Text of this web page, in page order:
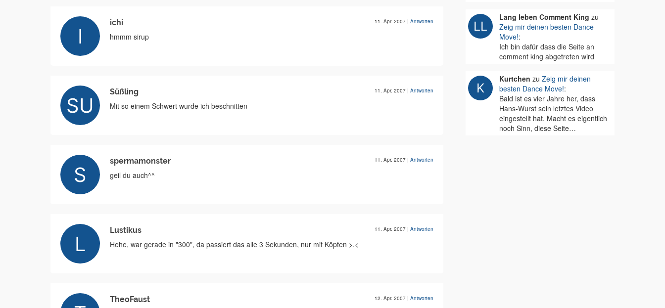
ichi 11. Apr. 2007 | Antworten
hmmm sirup
Süßling 11. Apr. 2007 | Antworten
Mit so einem Schwert wurde ich beschnitten
spermamonster 11. Apr. 2007 | Antworten
geil du auch^^
Lustikus 11. Apr. 2007 | Antworten
Hehe, war gerade in "300", da passiert das alle 3 Sekunden, nur mit Köpfen >.<
TheoFaust 12. Apr. 2007 | Antworten
Lang leben Comment King zu
Zeig mir deinen besten Dance
Move!:
Ich bin dafür dass die Seite an
comment king abgetreten wird
Kurtchen zu Zeig mir deinen
besten Dance Move!:
Bald ist es vier Jahre her, dass
Hans-Wurst sein letztes Video
eingestellt hat. Macht es eigentlich
noch Sinn, diese Seite…